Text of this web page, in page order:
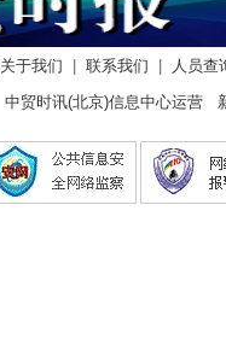
关于我们 联系我们
人员查
中贸时讯(北京)信息中心运营